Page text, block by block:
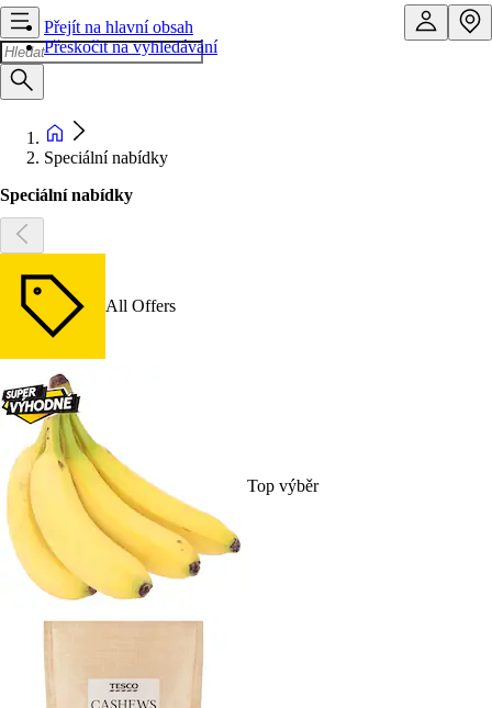
Přejít na hlavní obsah
Přeskočit na vyhledávání
Speciální nabídky
Speciální nabídky
All Offers
Top výběr